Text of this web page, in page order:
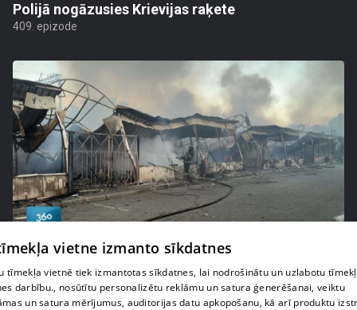
Polijā nogāzusies Krievijas raķete
409. epizode
Ukrainā piedzīvots viens no pēdējā laika
lielākajiem Krievijas uzbrukumiem
409. epizode
vietne izmanto sīkdatnes
tīmekļa vietnē tiek izmantotas sīkdatnes, lai nodrošinātu un uzlabotu
darbību., nosūtītu personalizētu reklāmu un satura ģenerēšanai, veiktu
un satura mērījumus, auditorijas datu apkopošanu, kā arī produktu